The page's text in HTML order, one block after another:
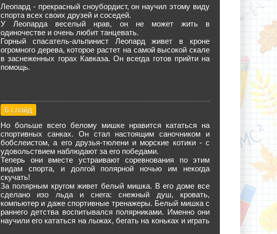
Леопард - прекрасный сноубордист, он научил этому виду
спорта всех своих друзей и соседей.
У Леопарда веселый нрав, он не может жить в
одиночестве и очень любит танцевать.
Горный спасатель-альпинист Леопард живет в кроне
огромного дерева, которое растет на самой высокой скале
в заснеженных горах Кавказа. Он всегда готов прийти на
помощь.
6 слайд
Но больше всего белому мишке нравится кататься на
спортивных санках. Он стал настоящим саночником и
бобслеистом, а его друзья-тюлени и морские котики - с
удовольствием наблюдают за его победами.
Теперь они вместе устраивают соревнования по этим
видам спорта, и долгой полярной ночью им некогда
скучать!
За полярным кругом живет белый мишка. В его доме все
сделано изо льда и снега: снежный душ, кровать,
компьютер и даже спортивные тренажеры. Белый мишка с
раннего детства воспитывался полярниками. Именно они
научили его кататься на лыжах, бегать на коньках и играть